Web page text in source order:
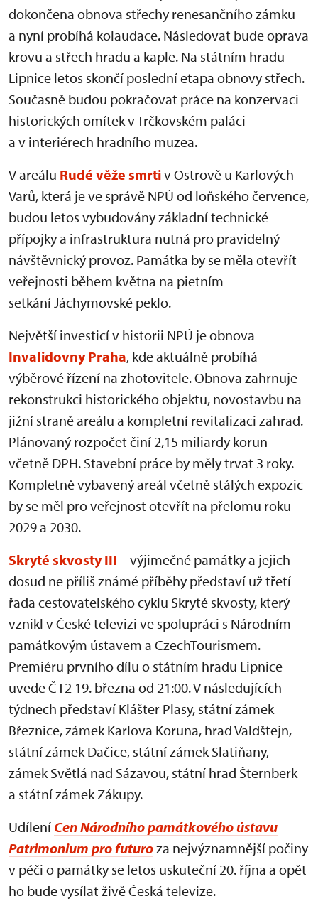
dokončena obnova střechy renesančního zámku
a nyní probíhá kolaudace. Následovat bude oprava
krovu a střech hradu a kaple. Na státním hradu
Lipnice letos skončí poslední etapa obnovy střech.
Současně budou pokračovat práce na konzervaci
historických omítek v Trčkovském paláci
a v interiérech hradního muzea.
V areálu Rudé věže smrtiv Ostrově u Karlových
Varů, která je ve správě NPÚ od loňského července,
budou letos vybudovány základní technické
přípojky a infrastruktura nutná pro pravidelný
návštěvnický provoz. Památka by se měla otevřít
veřejnosti během května na pietním
setkání Jáchymovské peklo.
Největší investicí v historii NPÚ je obnova
Invalidovny Praha, kde aktuálně probíhá
výběrové řízení na zhotovitele. Obnova zahrnuje
rekonstrukci historického objektu, novostavbu na
jižní straně areálu a kompletní revitalizaci zahrad.
Plánovaný rozpočet činí 2,15 miliardy korun
včetně DPH. Stavební práce by měly trvat 3 roky.
Kompletně vybavený areál včetně stálých expozic
by se měl pro veřejnost otevřít na přelomu roku
2029 a 2030.
Skryté skvosty III – výjimečné památky a jejich
dosud ne příliš známé příběhy představí už třetí
řada cestovatelského cyklu Skryté skvosty, který
vznikl v České televizi ve spolupráci s Národním
památkovým ústavem a CzechTourismem.
Premiéru prvního dílu o státním hradu Lipnice
uvede ČT2 19. března od 21:00. V následujících
týdnech představí Klášter Plasy, státní zámek
Březnice, zámek Karlova Koruna, hrad Valdštejn,
státní zámek Dačice, státní zámek Slatiňany,
zámek Světlá nad Sázavou, státní hrad Šternberk
a státní zámek Zákupy.
Udílení Cen Národního památkového ústavu
Patrimonium pro futuroza nejvýznamnější počiny
v péči o památky se letos uskuteční 20. října a opět
ho bude vysílat živě Česká televize.